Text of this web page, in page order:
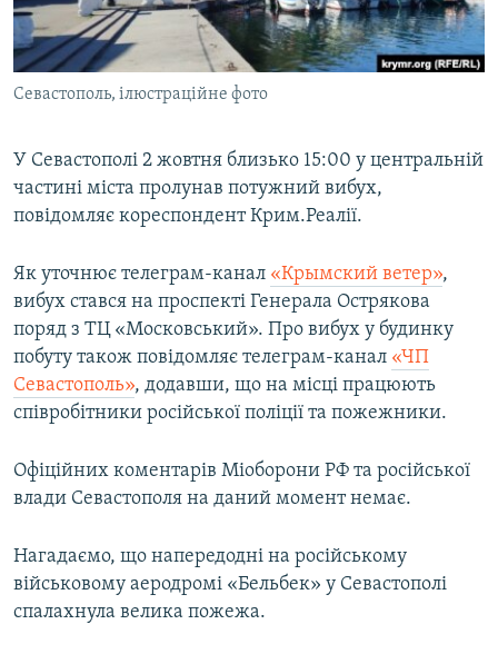
ВІДЕОУРОКИ «ELIFBE»
СВІДЧЕННЯ ОКУПАЦІЇ
УКРАЇНСЬКА ПРОБЛЕМА КРИМУ
Русский
Qırımtatar
Севастополь, ілюстраційне фото
У Севастополі 2 жовтня близько 15:00 у центральній
частині міста пролунав потужний вибух,
повідомляє кореспондент Крим.Реалії.
Як уточнює телеграм-канал «Крымский ветер»,
вибух стався на проспекті Генерала Острякова
поряд з ТЦ «Московський». Про вибух у будинку
побуту також повідомляє телеграм-канал «ЧП
Севастополь», додавши, що на місці працюють
співробітники російської поліції та пожежники.
Офіційних коментарів Міоборони РФ та російської
влади Севастополя на даний момент немає.
Нагадаємо, що напередодні на російському
військовому аеродромі «Бельбек» у Севастополі
спалахнула велика пожежа.